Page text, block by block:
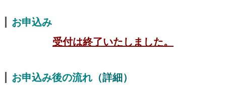
お申込み
受付は終了いたしました。
お申込み後の流れ（詳細）